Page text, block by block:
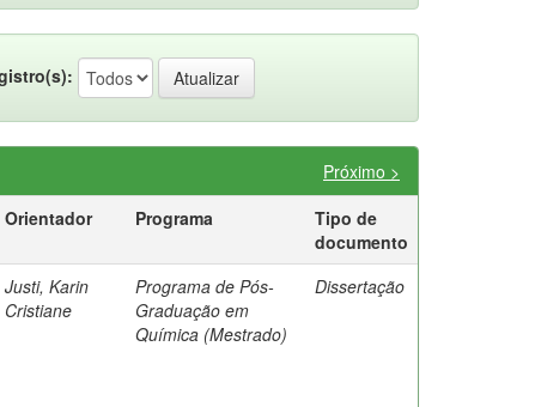
Próximo >
Orientador Programa
Tipo de
documento
Justi, Karin
Cristiane
Programa de Pós-
Graduação em
Química (Mestrado)
Dissertação